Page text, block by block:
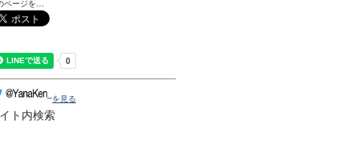
ページを…
を見る
ト内検索